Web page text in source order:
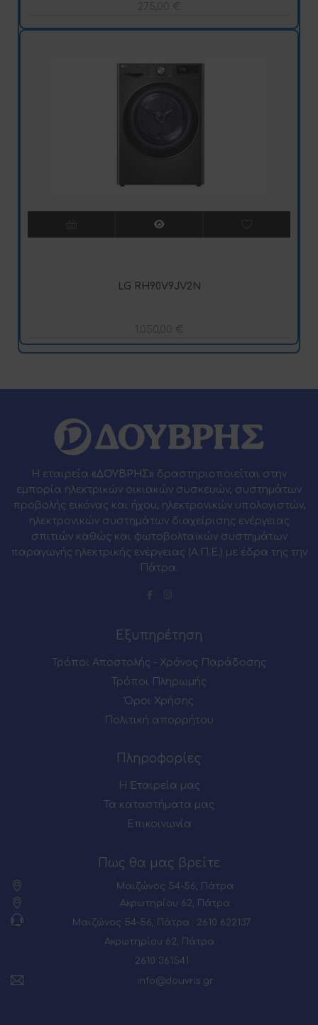
275,00 €
LG RH90V9JV2N
1.050,00 €
Η εταιρεία «ΔΟΥΒΡΗΣ» δραστηριοποιείται στην
εμπορία ηλεκτρικών οικιακών συσκευών, συστημάτων
προβολής εικόνας και ήχου, ηλεκτρονικών υπολογιστών,
ηλεκτρονικών συστημάτων διαχείρισης ενέργειας
σπιτιών καθώς και φωτοβολταϊκών συστημάτων
παραγωγής ηλεκτρικής ενέργειας (Α.Π.Ε.) με έδρα της την
Πάτρα.
Εξυπηρέτηση
Τρόποι Αποστολής - Χρόνος Παράδοσης
Τρόποι Πληρωμής
Όροι Χρήσης
Πολιτική απορρήτου
Πληροφορίες
Η Εταιρεία μας
Τα καταστήματα μας
Επικοινωνία
Πως θα μας βρείτε
Μαιζώνος 54-56, Πάτρα
Ακρωτηρίου 62, Πάτρα
Μαιζώνος 54-56, Πάτρα : 2610 622137
Ακρωτηρίου 62, Πάτρα :
2610 361541
info@douvris.gr